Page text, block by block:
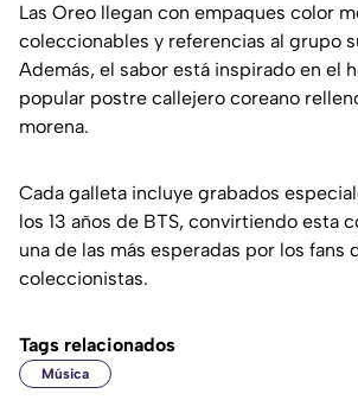
Las Oreo llegan con empaques color
coleccionables y referencias al grupo
Además, el sabor está inspirado en el
popular postre callejero coreano
morena.
Cada galleta incluye grabados
los 13 años de BTS, convirtiendo esta
una de las más esperadas por los fans
coleccionistas.
Tags relacionados
Música